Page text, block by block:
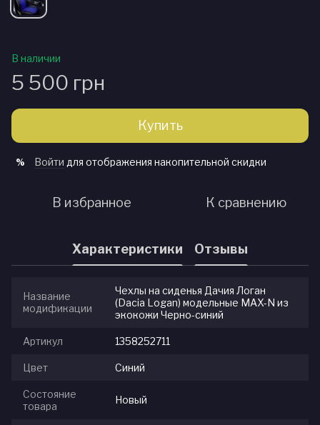
В наличии
5 500 грн
Купить
% Войти для отображения накопительной скидки
В избранное К сравнению
Характеристики Отзывы
Название
модификации
Чехлы на сиденья Дачия Логан
(Dacia Logan) модельные MAX-N из
экокожи Черно-синий
Артикул 1358252711
Цвет Синий
Состояние
товара
Новый